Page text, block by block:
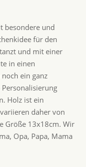
besondere und
für den
und mit einer
in einen
ein ganz
Holz ist ein
daher von
Größe 13x18cm. Wir
Opa, Papa, Mama